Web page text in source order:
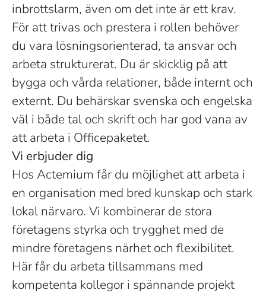
inbrottslarm, även om det inte är ett krav.
För att trivas och prestera i rollen behöver
du vara lösningsorienterad, ta ansvar och
arbeta strukturerat. Du är skicklig på att
bygga och vårda relationer, både internt och
externt. Du behärskar svenska och engelska
väl i både tal och skrift och har god vana av
att arbeta i Officepaketet.
Vi erbjuder dig
Hos Actemium får du möjlighet att arbeta i
en organisation med bred kunskap och stark
lokal närvaro. Vi kombinerar de stora
företagens styrka och trygghet med de
mindre företagens närhet och flexibilitet.
Här får du arbeta tillsammans med
kompetenta kollegor i spännande projekt